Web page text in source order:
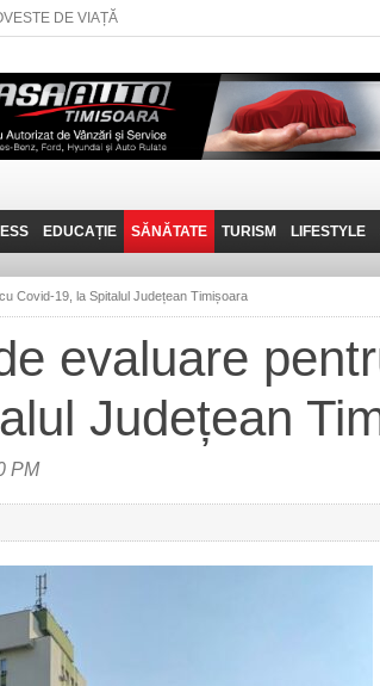
DE VIAȚĂ
URI
EDUCAȚIE SĂNĂTATE TURISM
PRIN MUNȚII
BANATULUI
FANTASTICUL BANAT
TRAVEL VLOG
LIFESTYLE
POVESTE
Covid-19, la Spitalul Județean Timișoara
evaluare
Județean
PM